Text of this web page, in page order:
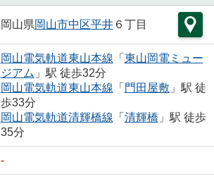
岡山県岡山市中区平井６丁目
岡山電気軌道東山本線 「 東山岡電ミュー
ジアム 」駅 徒歩32分
岡山電気軌道東山本線 「 門田屋敷 」駅 徒
歩33分
岡山電気軌道清輝橋線 「 清輝橋 」駅 徒歩
35分
-